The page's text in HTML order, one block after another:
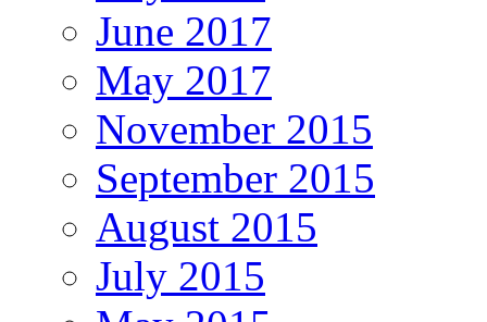
June 2017
May 2017
November 2015
September 2015
August 2015
July 2015